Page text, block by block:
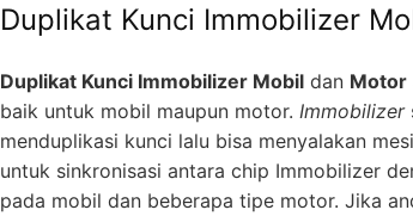
Duplikat Kunci Immobilizer
Duplikat Kunci Immobilizer Mobil dan Motor
baik untuk mobil maupun motor. Immobilizer
menduplikasi kunci lalu bisa menyalakan
untuk sinkronisasi antara chip Immobilizer
pada mobil dan beberapa tipe motor. Jika